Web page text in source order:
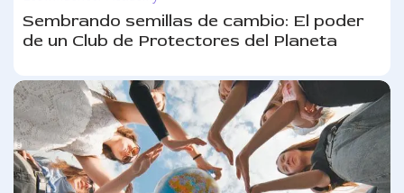
Sembrando semillas de cambio: El poder
de un Club de Protectores del Planeta